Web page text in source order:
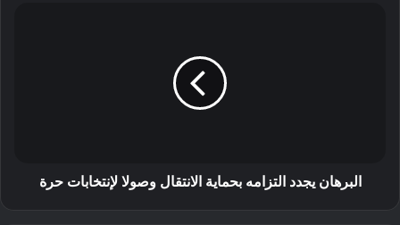
البرهان يجدد التزامه بحماية الانتقال وصولا لإنتخابات حرة